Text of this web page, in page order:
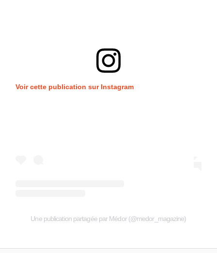
Voir cette publication sur Instagram
Une publication partagée par Médor (@medor_magazine)